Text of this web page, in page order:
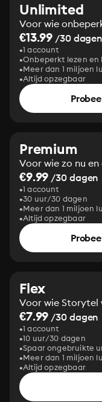
Unlimited
Voor wie
€13.99 /30 dagen
1 account
Onbeperkt lezen en
Meer dan 1 miljoen
Altijd opzegbaar
Premium
Voor wie zo nu
€9.99 /30 dagen
1 account
30 uur/30 dagen
Meer dan 1 miljoen
Altijd opzegbaar
Flex
Voor wie Storytel
€7.99 /30 dagen
1 account
10 uur/30 dagen
Spaar ongebruikte
Meer dan 1 miljoen
Altijd opzegbaar